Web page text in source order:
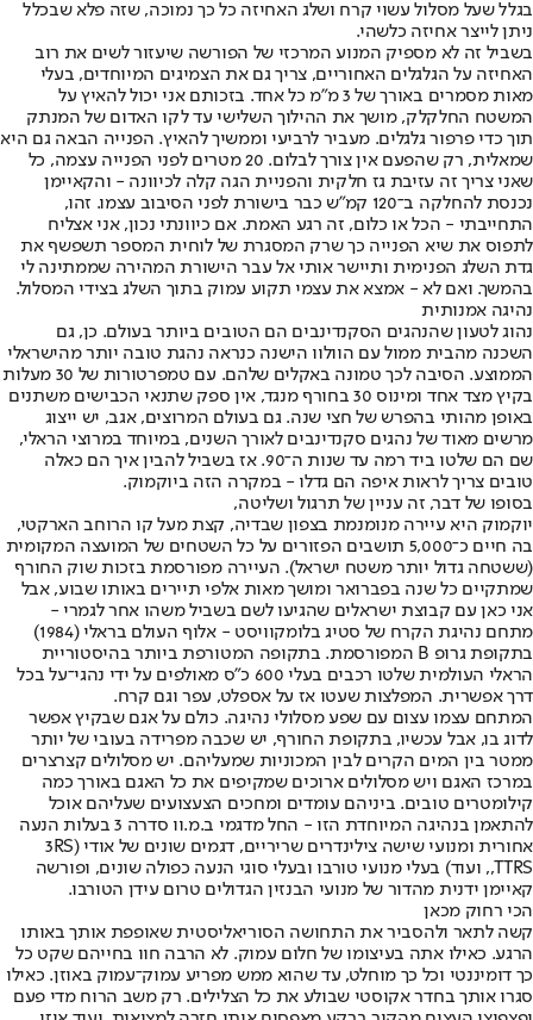
בגלל שעל מסלול עשוי קרח ושלג האחיזה כל כך נמוכה, שזה פלא שבכלל
ניתן לייצר אחיזה כלשהי.
בשביל זה לא מספיק המנוע המרכזי של הפורשה שיעזור לשים את רוב
האחיזה על הגלגלים האחוריים, צריך גם את הצמיגים המיוחדים, בעלי
מאות מסמרים באורך של 3 מ"מ כל אחד. בזכותם אני יכול להאיץ על
המשטח החלקלק, מושך את ההילוך השלישי עד לקו האדום של המנתק
תוך כדי פרפור גלגלים. מעביר לרביעי וממשיך להאיץ. הפנייה הבאה גם היא
שמאלית, רק שהפעם אין צורך לבלום. 20 מטרים לפני הפנייה עצמה, כל
שאני צריך זה עזיבת גז חלקית והפניית הגה קלה לכיוונה - והקאיימן
נכנסת להחלקה ב־120 קמ"ש כבר בישורת לפני הסיבוב עצמו. זהו,
התחייבתי - הכל או כלום, זה רגע האמת. אם כיוונתי נכון, אני אצליח
לתפוס את שיא הפנייה כך שרק המסגרת של לוחית המספר תשפשף את
גדת השלג הפנימית ותיישר אותי אל עבר הישורת המהירה שממתינה לי
בהמשך. ואם לא - אמצא את עצמי תקוע עמוק בתוך השלג בצידי המסלול.
נהיגה אמנותית
נהוג לטעון שהנהגים הסקנדינבים הם הטובים ביותר בעולם. כן, גם
השכנה מהבית ממול עם הוולוו הישנה כנראה נהגת טובה יותר מהישראלי
הממוצע. הסיבה לכך טמונה באקלים שלהם. עם טמפרטורות של 30 מעלות
בקיץ מצד אחד ומינוס 30 בחורף מנגד, אין ספק שתנאי הכבישים משתנים
באופן מהותי בהפרש של חצי שנה. גם בעולם המרוצים, אגב, יש ייצוג
מרשים מאוד של נהגים סקנדינבים לאורך השנים, במיוחד במרוצי הראלי,
שם הם שלטו ביד רמה עד שנות ה־90. אז בשביל להבין איך הם כאלה
טובים צריך לראות איפה הם גדלו - במקרה הזה ביוקמוק.
בסופו של דבר, זה עניין של תרגול ושליטה,
יוקמוק היא עיירה מנומנמת בצפון שבדיה, קצת מעל קו הרוחב הארקטי,
בה חיים כ־5,000 תושבים הפזורים על כל השטחים של המועצה המקומית
(ששטחה גדול יותר משטח ישראל). העיירה מפורסמת בזכות שוק החורף
שמתקיים כל שנה בפברואר ומושך מאות אלפי תיירים באותו שבוע, אבל
אני כאן עם קבוצת ישראלים שהגיעו לשם בשביל משהו אחר לגמרי -
מתחם נהיגת הקרח של סטיג בלומקוויסט - אלוף העולם בראלי (1984)
בתקופת גרופ B המפורסמת. בתקופה המטורפת ביותר בהיסטוריית
הראלי העולמית שלטו רכבים בעלי 600 כ"ס מאולפים על ידי נהגי־על בכל
דרך אפשרית. המפלצות שעטו אז על אספלט, עפר וגם קרח.
המתחם עצמו עצום עם שפע מסלולי נהיגה. כולם על אגם שבקיץ אפשר
לדוג בו, אבל עכשיו, בתקופת החורף, יש שכבה מפרידה בעובי של יותר
ממטר בין המים הקרים לבין המכוניות שמעליהם. יש מסלולים קצרצרים
במרכז האגם ויש מסלולים ארוכים שמקיפים את כל האגם באורך כמה
קילומטרים טובים. ביניהם עומדים ומחכים הצעצועים שעליהם אוכל
להתאמן בנהיגה המיוחדת הזו - החל מדגמי ב.מ.וו סדרה 3 בעלות הנעה
אחורית ומנועי שישה צילינדרים שריריים, דגמים שונים של אודי (3RS
,TTRS, ועוד) בעלי מנועי טורבו ובעלי סוגי הנעה כפולה שונים, ופורשה
קאיימן ידנית מהדור של מנועי הבנזין הגדולים טרום עידן הטורבו.
הכי רחוק מכאן
קשה לתאר ולהסביר את התחושה הסוריאליסטית שאופפת אותך באותו
הרגע. כאילו אתה בעיצומו של חלום עמוק. לא הרבה חוו בחייהם שקט כל
כך דומיננטי וכל כך מוחלט, עד שהוא ממש מפריע עמוק־עמוק באוזן. כאילו
סגרו אותך בחדר אקוסטי שבולע את כל הצלילים. רק משב הרוח מדי פעם